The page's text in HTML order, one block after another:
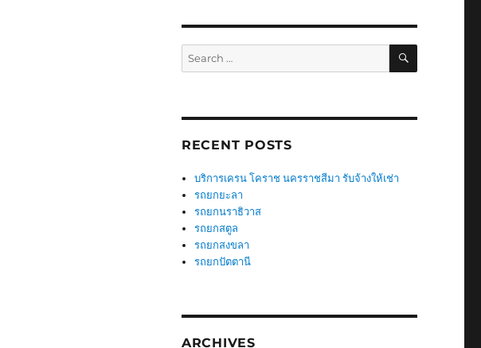
Search
for:
SEARCH
RECENT POSTS
บริการเครน โคราช นครราชสีมา รับจ้างให้เช่า
รถยกยะลา
รถยกนราธิวาส
รถยกสตูล
รถยกสงขลา
รถยกปัตตานี
ARCHIVES